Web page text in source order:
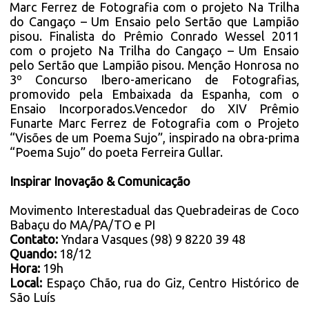
Marc Ferrez de Fotografia com o projeto Na Trilha
do Cangaço – Um Ensaio pelo Sertão que Lampião
pisou. Finalista do Prêmio Conrado Wessel 2011
com o projeto Na Trilha do Cangaço – Um Ensaio
pelo Sertão que Lampião pisou. Menção Honrosa no
3º Concurso Ibero-americano de Fotografias,
promovido pela Embaixada da Espanha, com o
Ensaio Incorporados.Vencedor do XIV Prêmio
Funarte Marc Ferrez de Fotografia com o Projeto
“Visões de um Poema Sujo”, inspirado na obra-prima
“Poema Sujo” do poeta Ferreira Gullar.
Inspirar Inovação & Comunicação
Movimento Interestadual das Quebradeiras de Coco
Babaçu do MA/PA/TO e PI
Contato:Yndara Vasques (98) 9 8220 39 48
Quando: 18/12
Hora: 19h
Local: Espaço Chão, rua do Giz, Centro Histórico de
São Luís